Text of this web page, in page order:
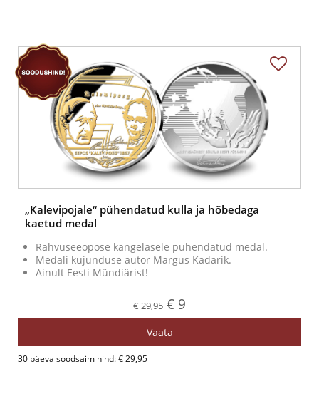
„Kalevipojale“ pühendatud kulla ja hõbedaga
kaetud medal
Rahvuseeopose kangelasele pühendatud medal.
Medali kujunduse autor Margus Kadarik.
Ainult Eesti Mündiärist!
€ 29,95 € 9
Vaata
30 päeva soodsaim hind: € 29,95